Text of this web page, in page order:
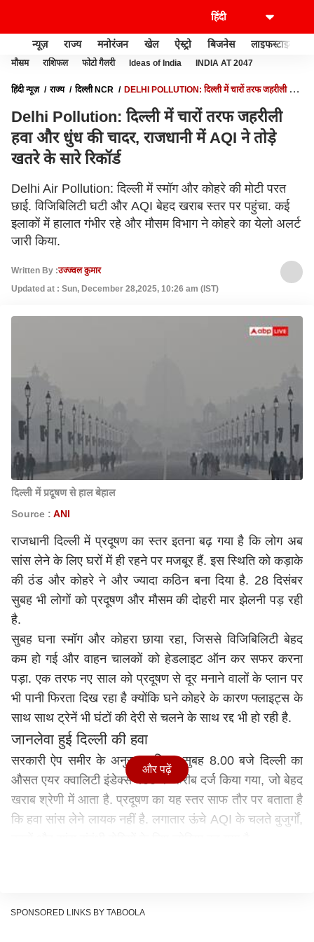
न्यूज़ राज्य मनोरंजन खेल ऐस्ट्रो बिजनेस लाइफस्टाइल
मौसम राशिफल फोटो गैलरी Ideas of India INDIA AT 2047
हिंदी न्यूज़ राज्य दिल्ली NCR
DELHI POLLUTION: दिल्ली में चारों तरफ जहरीली हवा
Delhi Pollution: दिल्ली में चारों तरफ जहरीली
हवा और धुंध की चादर, राजधानी में AQI ने तोड़े
खतरे के सारे रिकॉर्ड
Delhi Air Pollution: दिल्ली में स्मॉग और कोहरे की मोटी परत
छाई. विजिबिलिटी घटी और AQI बेहद खराब स्तर पर पहुंचा. कई
इलाकों में हालात गंभीर रहे और मौसम विभाग ने कोहरे का येलो अलर्ट
जारी किया.
Written By :उज्ज्वल कुमार
Updated at : Sun, December 28,2025, 10:26 am (IST)
दिल्ली में प्रदूषण से हाल बेहाल
Source : ANI
राजधानी दिल्ली में प्रदूषण का स्तर इतना बढ़ गया है कि लोग अब
सांस लेने के लिए घरों में ही रहने पर मजबूर हैं. इस स्थिति को कड़ाके
की ठंड और कोहरे ने और ज्यादा कठिन बना दिया है. 28 दिसंबर
सुबह भी लोगों को प्रदूषण और मौसम की दोहरी मार झेलनी पड़ रही
है.
सुबह घना स्मॉग और कोहरा छाया रहा, जिससे विजिबिलिटी बेहद
कम हो गई और वाहन चालकों को हेडलाइट ऑन कर सफर करना
पड़ा. एक तरफ नए साल को प्रदूषण से दूर मनाने वालों के प्लान पर
भी पानी फिरता दिख रहा है क्योंकि घने कोहरे के कारण फ्लाइट्स के
साथ साथ ट्रेनें भी घंटों की देरी से चलने के साथ रद्द भी हो रही है.
जानलेवा हुई दिल्ली की हवा
सरकारी ऐप समीर के अनुसार रविवार सुबह 8.00 बजे दिल्ली का
औसत एयर क्वालिटी इंडेक्स 400 के करीब दर्ज किया गया, जो बेहद
खराब श्रेणी में आता है. प्रदूषण का यह स्तर साफ तौर पर बताता है
कि हवा सांस लेने लायक नहीं है. लगातार ऊंचे AQI के चलते बुजुर्गों,
और पढ़ें
SPONSORED LINKS BY TABOOLA